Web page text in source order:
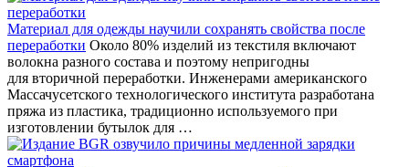
Материал для одежды научили сохранять свойства после
переработки Около 80% изделий из текстиля включают
волокна разного состава и поэтому непригодны
для вторичной переработки. Инженерами американского
Массачусетского технологического института разработана
пряжа из пластика, традиционно используемого при
изготовлении бутылок для …